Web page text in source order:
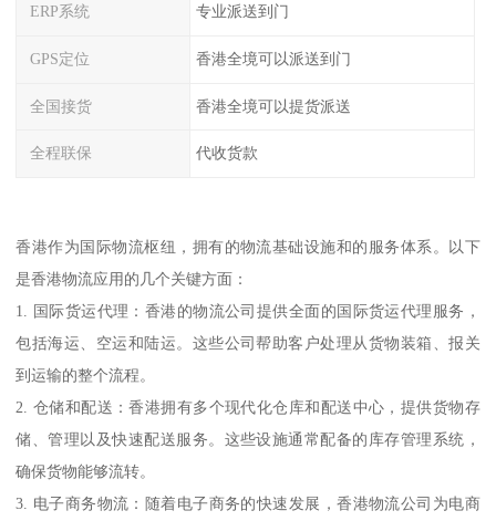
ERP系统 专业派送到门
GPS定位 香港全境可以派送到门
全国接货 香港全境可以提货派送
全程联保 代收货款
香港作为国际物流枢纽，拥有的物流基础设施和的服务体系。以下
是香港物流应用的几个关键方面：
1. 国际货运代理：香港的物流公司提供全面的国际货运代理服务，
包括海运、空运和陆运。这些公司帮助客户处理从货物装箱、报关
到运输的整个流程。
2. 仓储和配送：香港拥有多个现代化仓库和配送中心，提供货物存
储、管理以及快速配送服务。这些设施通常配备的库存管理系统，
确保货物能够流转。
3. 电子商务物流：随着电子商务的快速发展，香港物流公司为电商